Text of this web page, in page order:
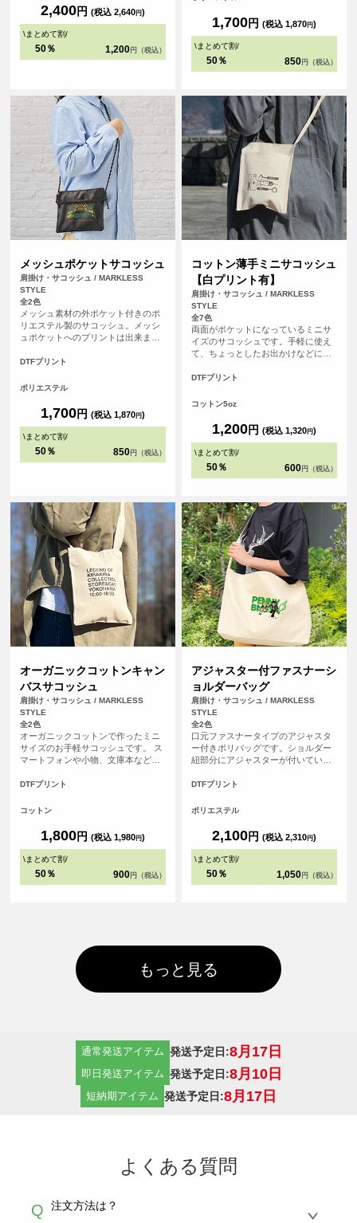
2,400円 (税込 2,640円)
\まとめて割/
50％ 1,200 円（税込）
1,700円 (税込 1,870円)
\まとめて割/
50％ 850 円（税込）
メッシュポケットサコッシュ
肩掛け・サコッシュ / MARKLESS
STYLE
全2色
メッシュ素材の外ポケット付きのポ
リエステル製のサコッシュ。メッシ
ュポケットへのプリントは出来ませ
り返せば、ポケットの裏に印刷され
す。
DTFプリント
ポリエステル
1,700円 (税込 1,870円)
\まとめて割/
50％ 850 円（税込）
コットン薄手ミニサコッシュ
【白プリント有】
肩掛け・サコッシュ / MARKLESS
STYLE
全7色
両面がポケットになっているミニサ
イズのサコッシュです。手軽に使え
て、ちょっとしたお出かけなどに最
DTFプリント
コットン5oz
1,200円 (税込 1,320円)
\まとめて割/
50％ 600 円（税込）
オーガニックコットンキャン
バスサコッシュ
肩掛け・サコッシュ / MARKLESS
STYLE
全2色
オーガニックコットンで作ったミニ
サイズのお手軽サコッシュです。 ス
マートフォンや小物、文庫本などち
て、ポケットのように使用できるお
元の内側にホックボタンがついてい
もありません。
DTFプリント
コットン
1,800円 (税込 1,980円)
\まとめて割/
50％ 900 円（税込）
アジャスター付ファスナーシ
ョルダーバッグ
肩掛け・サコッシュ / MARKLESS
STYLE
全2色
口元ファスナータイプのアジャスタ
ー付きポリバッグです。ショルダー
紐部分にアジャスターが付いている
用いただけます。ショルダー紐は最
ら斜め掛けまで楽しめます。口元は
しっかり閉まって安心です。使いや
すい横長タイプで、A4を横向きに余
裕をもって入れられ、中身が取り出
DTFプリント
ポリエステル
2,100円 (税込 2,310円)
\まとめて割/
50％ 1,050 円（税込）
もっと見る
通常発送アイテム 発送予定日:8月17日
即日発送アイテム 発送予定日:8月10日
短納期アイテム 発送予定日:8月17日
よくある質問
Q 注文方法は？